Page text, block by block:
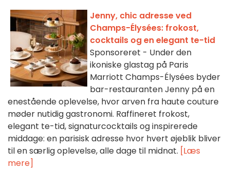
Jenny, chic adresse ved
Champs-Élysées: frokost,
cocktails og en elegant te-tid
Sponsoreret - Under den
ikoniske glastag på Paris
Marriott Champs-Élysées byder
bar-restauranten Jenny på en
enestående oplevelse, hvor arven fra haute couture
møder nutidig gastronomi. Raffineret frokost,
elegant te-tid, signaturcocktails og inspirerede
middage: en parisisk adresse hvor hvert øjeblik bliver
til en særlig oplevelse, alle dage til midnat. [Læs
mere]